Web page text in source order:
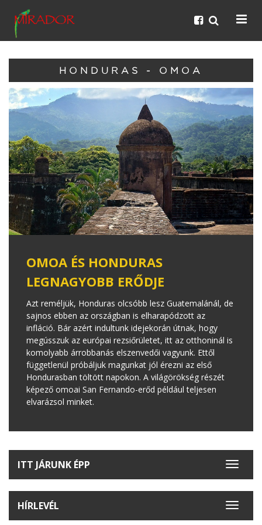
HONDURAS - OMOA
OMOA ÉS HONDURAS
LEGNAGYOBB ERŐDJE
Azt reméljük, Honduras olcsóbb lesz Guatemalánál, de
sajnos ebben az országban is elharapódzott az
infláció. Bár azért indultunk idejekorán útnak, hogy
megússzuk az európai rezsiőrületet, itt az otthoninál is
komolyabb árrobbanás elszenvedői vagyunk. Ettől
függetlenül próbáljuk magunkat jól érezni az első
Hondurasban töltött napokon. A világörökség részét
képező omoai San Fernando-erőd például teljesen
elvarázsol minket.
Toggle
ITT JÁRUNK ÉPP
Toggle
HÍRLEVÉL